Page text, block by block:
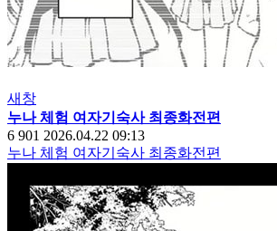
새창
누나 체험 여자기숙사 최종화전편
6 901 2026.04.22 09:13
누나 체험 여자기숙사 최종화전편